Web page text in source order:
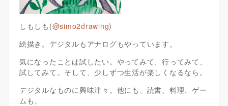
しもしも(@simo2drawing)
絵描き。デジタルもアナログもやっています。
気になったことは試したい。やってみて、行ってみて、
試してみて。そして、少しずつ生活が楽しくなるなら。
デジタルなものに興味津々。他にも、読書、料理、ゲー
ムも。